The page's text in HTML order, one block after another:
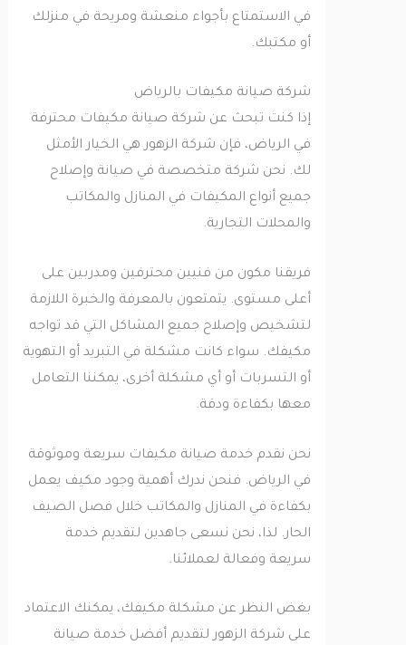
في الاستمتاع بأجواء منعشة ومريحة في منزلك
أو مكتبك.
شركة صيانة مكيفات بالرياض
إذا كنت تبحث عن شركة صيانة مكيفات محترفة
في الرياض، فإن شركة الزهور هي الخيار الأمثل
لك. نحن شركة متخصصة في صيانة وإصلاح
جميع أنواع المكيفات في المنازل والمكاتب
والمحلات التجارية.
فريقنا مكون من فنيين محترفين ومدربين على
أعلى مستوى. يتمتعون بالمعرفة والخبرة اللازمة
لتشخيص وإصلاح جميع المشاكل التي قد تواجه
مكيفك. سواء كانت مشكلة في التبريد أو التهوية
أو التسربات أو أي مشكلة أخرى، يمكننا التعامل
معها بكفاءة ودقة.
نحن نقدم خدمة صيانة مكيفات سريعة وموثوقة
في الرياض. فنحن ندرك أهمية وجود مكيف يعمل
بكفاءة في المنازل والمكاتب خلال فصل الصيف
الحار. لذا، نحن نسعى جاهدين لتقديم خدمة
سريعة وفعالة لعملائنا.
بغض النظر عن مشكلة مكيفك، يمكنك الاعتماد
على شركة الزهور لتقديم أفضل خدمة صيانة